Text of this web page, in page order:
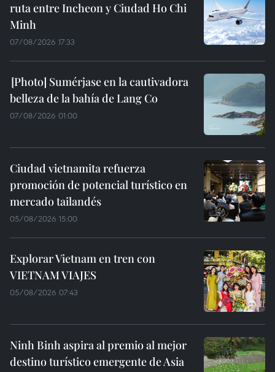
ruta entre Incheon y Ciudad Ho Chi
Minh
07/08/2026 17:33
Sumérjase en la cautivadora
belleza de la bahía de Lang Co
07/08/2026 01:00
Ciudad vietnamita refuerza
promoción de potencial turístico en
mercado tailandés
05/08/2026 15:00
Explorar Vietnam en tren con
VIETNAM VIAJES
05/08/2026 07:43
Ninh Binh aspira al premio al mejor
destino turístico emergente de Asia